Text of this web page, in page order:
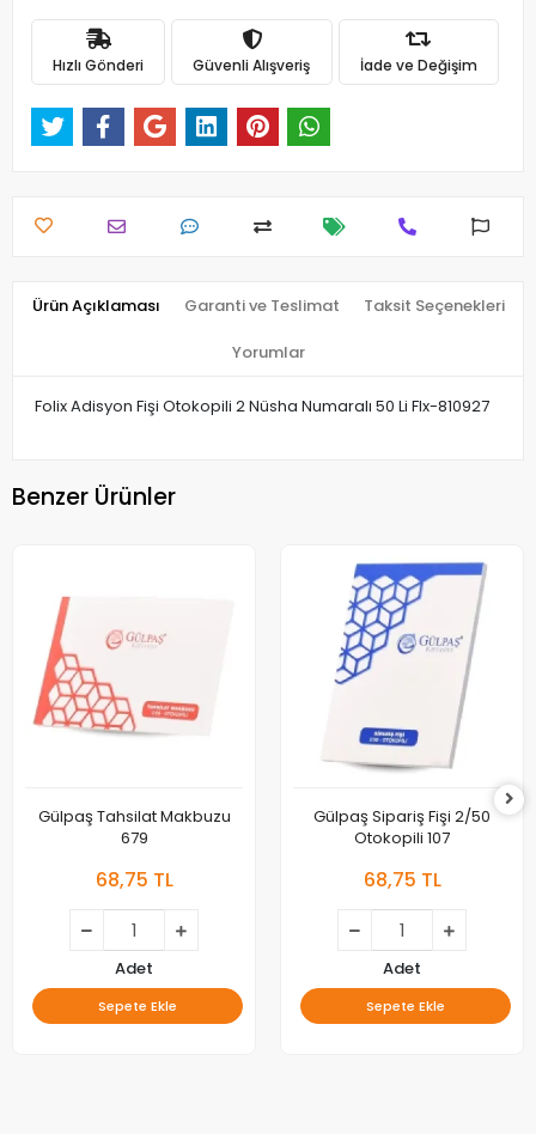
Hızlı Gönderi Güvenli Alışveriş İade ve Değişim
Ürün Açıklaması Garanti ve Teslimat Taksit Seçenekleri
Yorumlar
Folix Adisyon Fişi Otokopili 2 Nüsha Numaralı 50 Li Flx-810927
Benzer Ürünler
Gülpaş Tahsilat Makbuzu
679
68,75 TL
Adet
Sepete Ekle
Gülpaş Sipariş Fişi 2/50
Otokopili 107
68,75 TL
Adet
Sepete Ekle